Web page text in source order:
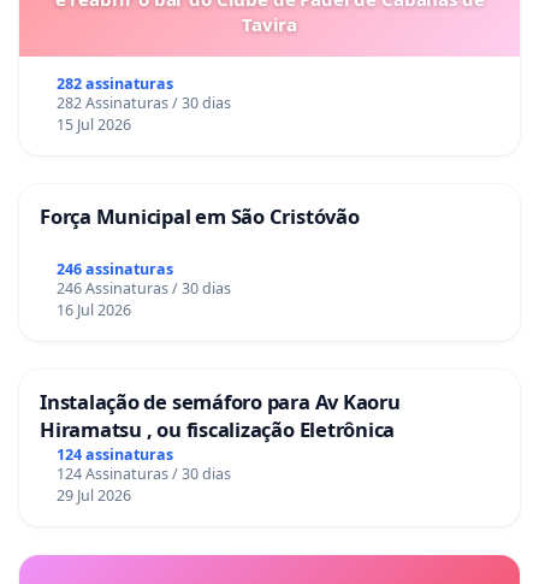
Tavira
282 assinaturas
282 Assinaturas / 30 dias
15 Jul 2026
Força Municipal em São Cristóvão
246 assinaturas
246 Assinaturas / 30 dias
16 Jul 2026
Instalação de semáforo para Av Kaoru
Hiramatsu , ou fiscalização Eletrônica
124 assinaturas
124 Assinaturas / 30 dias
29 Jul 2026